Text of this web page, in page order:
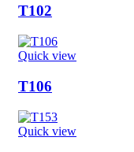
T102
Quick view
T106
Quick view